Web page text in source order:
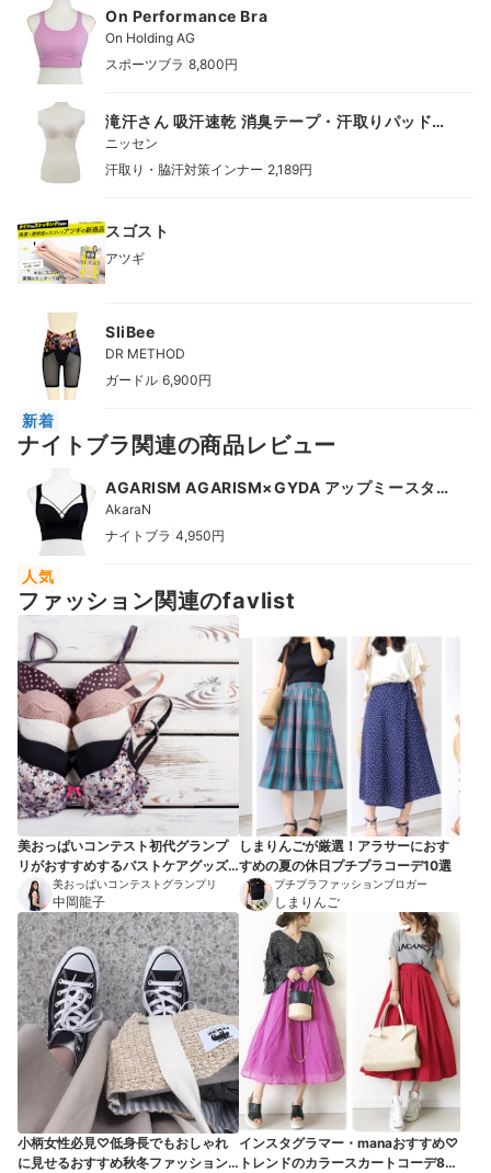
On Performance Bra
On Holding AG
スポーツブラ 8,800円
滝汗さん 吸汗速乾 消臭テープ・汗取りパッド付
ブラトップタンクトップ
ニッセン
汗取り・脇汗対策インナー 2,189円
スゴスト
アツギ
SliBee
DR METHOD
ガードル 6,900円
新着
ナイトブラ関連の商品レビュー
AGARISM AGARISM×GYDA アップミースタ
イリングブラ
AkaraN
ナイトブラ 4,950円
人気
ファッション関連のfavlist
美おっぱいコンテスト初代グランプ
リがおすすめするバストケアグッズ5
選
美おっぱいコンテストグランプリ
中岡龍子
しまりんごが厳選！アラサーにおす
すめの夏の休日プチプラコーデ10選
プチプラファッションブロガー
しまりんご
小柄女性必見♡低身長でもおしゃれ
に見せるおすすめ秋冬ファッション8
インスタグラマー・manaおすすめ♡
トレンドのカラースカートコーデ8選